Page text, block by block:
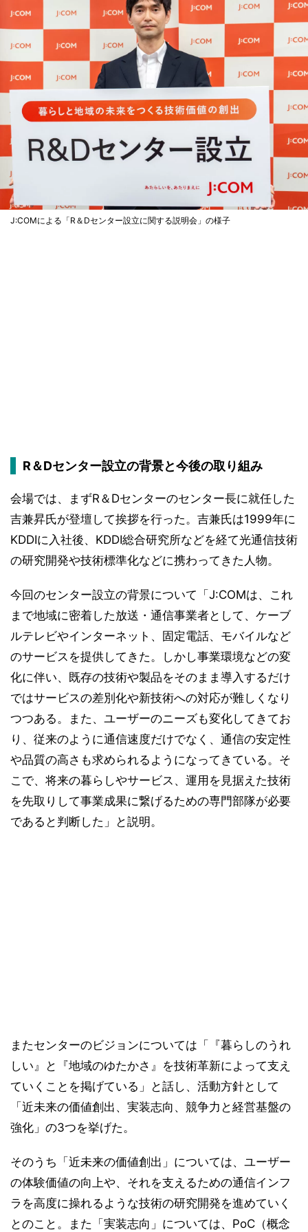
J:COMによる「R＆Dセンター設立に関する説明会」の様子
R＆Dセンター設立の背景と今後の取り組み
会場では、まずR＆Dセンターのセンター長に就任した
吉兼昇氏が登壇して挨拶を行った。吉兼氏は1999年に
KDDIに入社後、KDDI総合研究所などを経て光通信技術
の研究開発や技術標準化などに携わってきた人物。
今回のセンター設立の背景について「J:COMは、これ
まで地域に密着した放送・通信事業者として、ケーブ
ルテレビやインターネット、固定電話、モバイルなど
のサービスを提供してきた。しかし事業環境などの変
化に伴い、既存の技術や製品をそのまま導入するだけ
ではサービスの差別化や新技術への対応が難しくなり
つつある。また、ユーザーのニーズも変化してきてお
り、従来のように通信速度だけでなく、通信の安定性
や品質の高さも求められるようになってきている。そ
こで、将来の暮らしやサービス、運用を見据えた技術
を先取りして事業成果に繋げるための専門部隊が必要
であると判断した」と説明。
またセンターのビジョンについては「『暮らしのうれ
しい』と『地域のゆたかさ』を技術革新によって支え
ていくことを掲げている」と話し、活動方針として
「近未来の価値創出、実装志向、競争力と経営基盤の
強化」の3つを挙げた。
そのうち「近未来の価値創出」については、ユーザー
の体験価値の向上や、それを支えるための通信インフ
ラを高度に操れるような技術の研究開発を進めていく
とのこと。また「実装志向」については、PoC（概念